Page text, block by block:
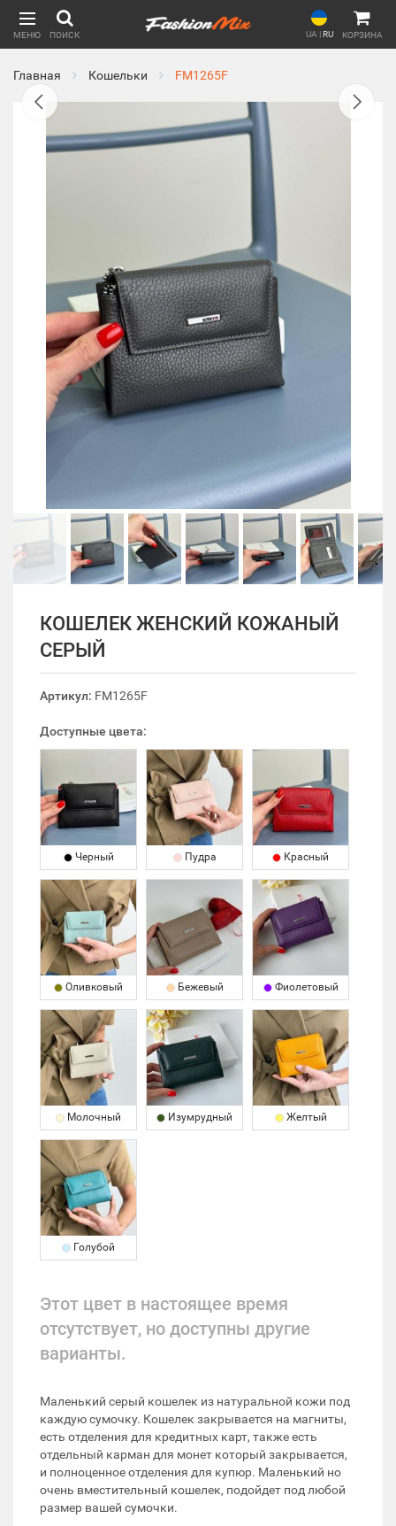
МЕНЮ ПОИСК UA |RU КОРЗИНА
Главная Кошельки FM1265F
КОШЕЛЕК ЖЕНСКИЙ КОЖАНЫЙ
СЕРЫЙ
Артикул: FM1265F
Доступные цвета:
Черный Пудра Красный
Оливковый Бежевый Фиолетовый
Молочный Изумрудный Желтый
Голубой
Этот цвет в настоящее время
отсутствует, но доступны другие
варианты.
Маленький серый кошелек из натуральной кожи под
каждую сумочку. Кошелек закрывается на магниты,
есть отделения для кредитных карт, также есть
отдельный карман для монет который закрывается,
и полноценное отделения для купюр. Маленький но
очень вместительный кошелек, подойдет под любой
размер вашей сумочки.